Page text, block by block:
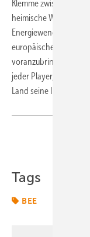
Klemme zwischen
heimische
Energiewende-
europäische
voranzubringen“. Die
jeder Player, der in
Land seine Industrie
Tags
BEE